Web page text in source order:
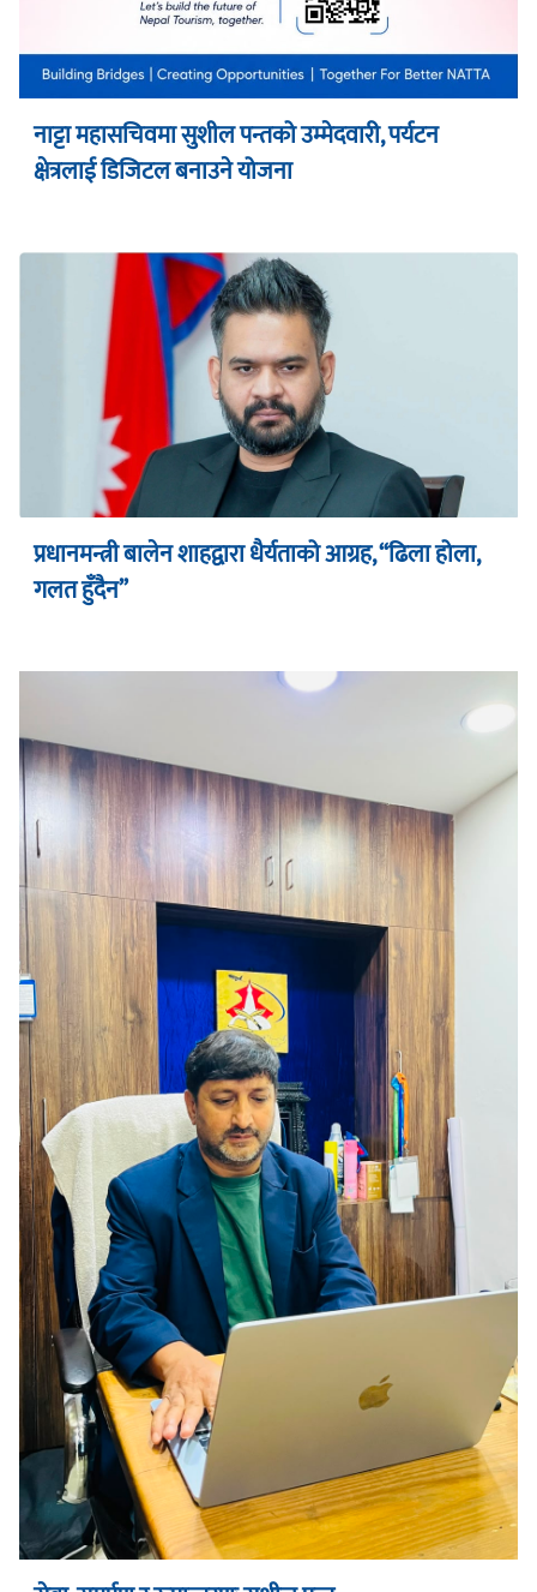
नाट्टा महासचिवमा सुशील पन्तको उम्मेदवारी, पर्यटन
क्षेत्रलाई डिजिटल बनाउने योजना
प्रधानमन्त्री बालेन शाहद्वारा धैर्यताको आग्रह, “ढिला होला,
गलत हुँदैन”